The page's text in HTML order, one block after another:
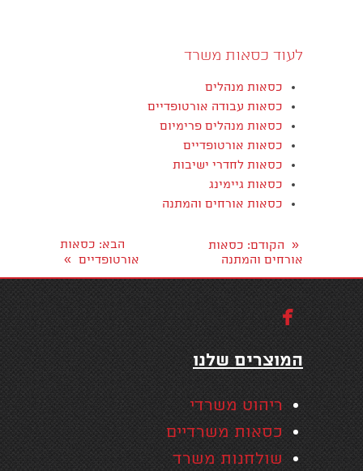
לעוד כסאות משרד
כסאות מנהלים
כסאות עבודה אורטופדיים
כסאות מנהלים פרימיום
כסאות אורטופדיים
כסאות לחדרי ישיבות
כסאות גיימינג
כסאות אורחים והמתנה
« הקודם: כסאות
אורחים והמתנה
הבא: כסאות
אורטופדיים »

המוצרים שלנו
ריהוט משרדי
כסאות משרדיים
שולחנות משרד